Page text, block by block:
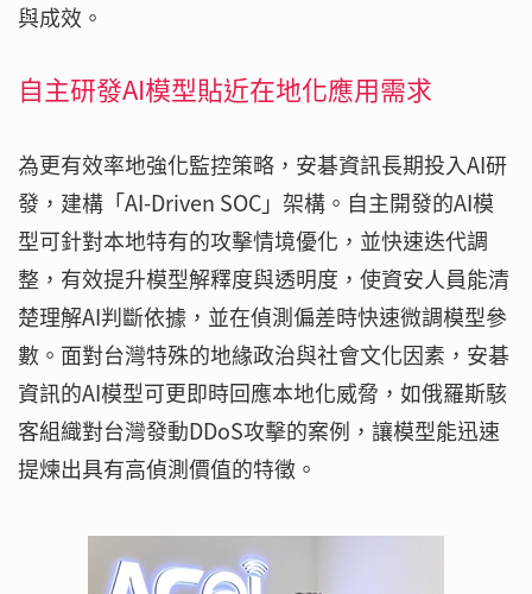
與成效。
自主研發AI模型貼近在地化應用需求
為更有效率地強化監控策略，安碁資訊長期投入AI研
發，建構「AI-Driven SOC」架構。自主開發的AI模
型可針對本地特有的攻擊情境優化，並快速迭代調
整，有效提升模型解釋度與透明度，使資安人員能清
楚理解AI判斷依據，並在偵測偏差時快速微調模型參
數。面對台灣特殊的地緣政治與社會文化因素，安碁
資訊的AI模型可更即時回應本地化威脅，如俄羅斯駭
客組織對台灣發動DDoS攻擊的案例，讓模型能迅速
提煉出具有高偵測價值的特徵。